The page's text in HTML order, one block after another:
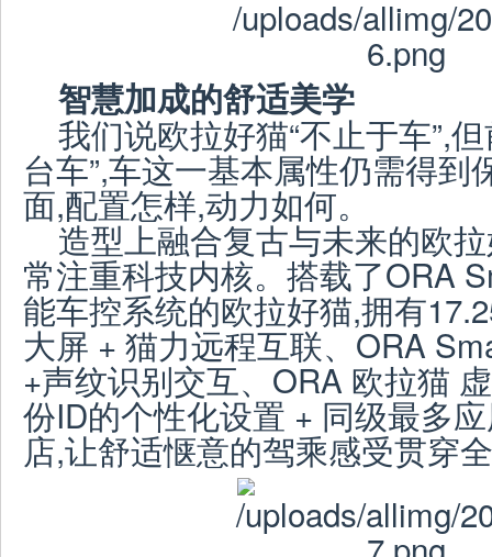
智慧加成的舒适美学
我们说欧拉好猫“不止于车”,
台车”,车这一基本属性仍需得到
面,配置怎样,动力如何。
造型上融合复古与未来的欧
常注重科技内核。搭载了ORA
能车控系统的欧拉好猫,拥有
大屏 + 猫力远程互联、ORA
+声纹识别交互、ORA 欧拉猫
份ID的个性化设置 + 同级最多
店,让舒适惬意的驾乘感受贯穿